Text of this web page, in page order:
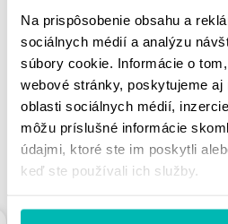
Na prispôsobenie obsahu a
sociálnych médií a analýzu
súbory cookie. Informácie o
webové stránky, poskytujeme aj
oblasti sociálnych médií,
môžu príslušné informácie
údajmi, ktoré ste im poskytli
keď ste používali ich služby.
MOHLO
PODOBNÉ